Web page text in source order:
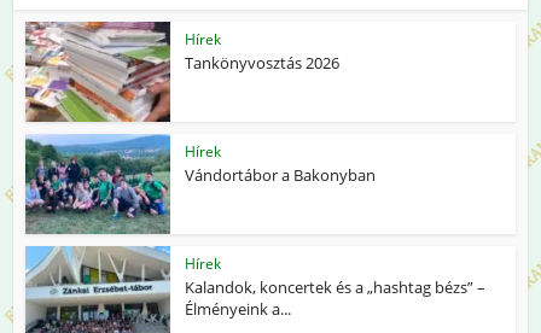
Hírek
Tankönyvosztás 2026
Hírek
Vándortábor a Bakonyban
Hírek
Kalandok, koncertek és a „hashtag bézs” –
Élményeink a...